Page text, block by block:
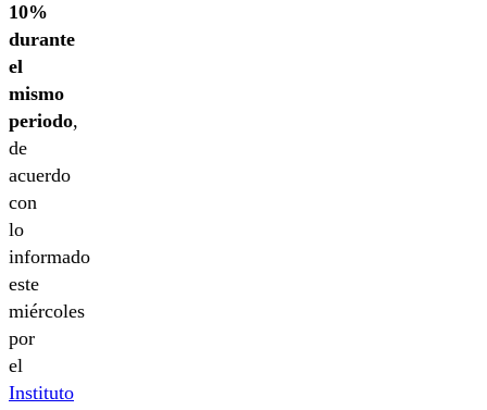
10%
durante
el
mismo
periodo,
de
acuerdo
con
lo
informado
este
miércoles
por
el
Instituto